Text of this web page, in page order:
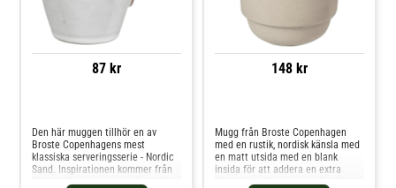
87 kr
Den här muggen tillhör en av
Broste Copenhagens mest
klassiska serveringsserie - Nordic
Sand. Inspirationen kommer från
148 kr
Mugg från Broste Copenhagen
med en rustik, nordisk känsla med
en matt utsida med en blank
insida för att addera en extra